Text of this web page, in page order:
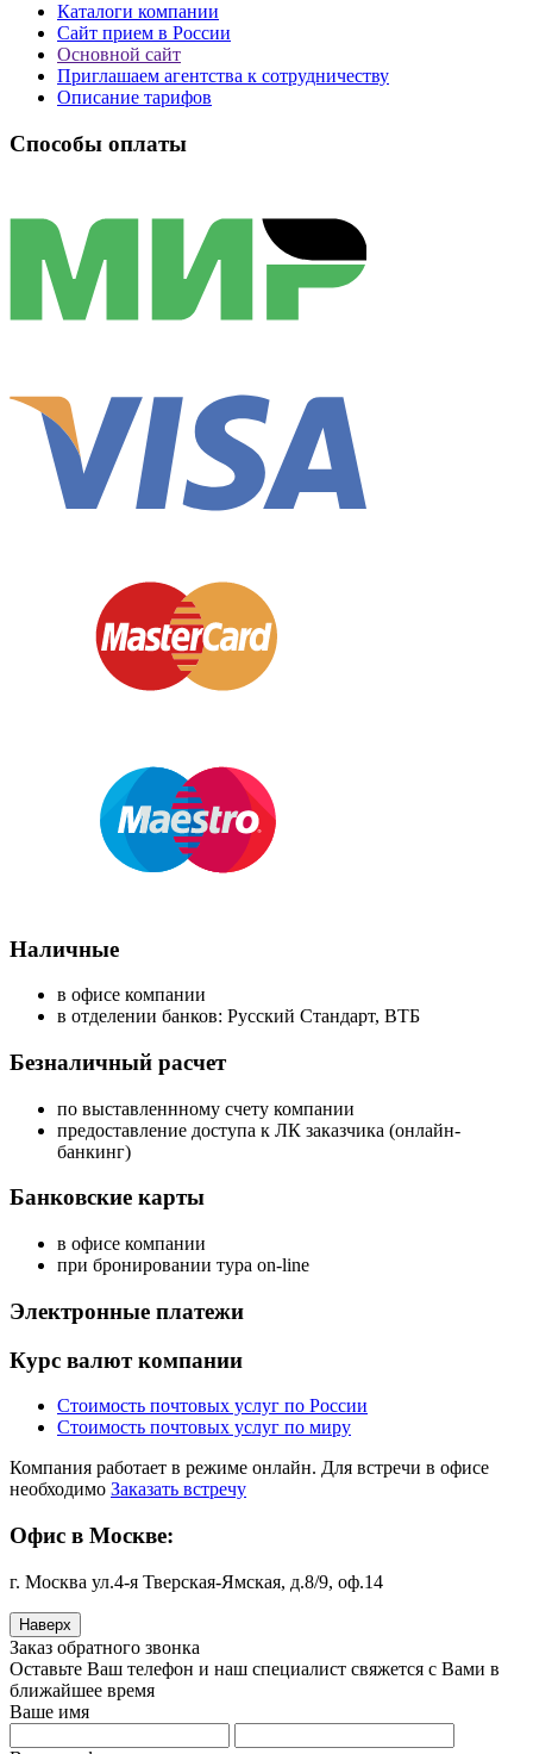
Каталоги компании
Сайт прием в России
Основной сайт
Приглашаем агентства к сотрудничеству
Описание тарифов
Способы оплаты
Наличные
в офисе компании
в отделении банков: Русский Стандарт, ВТБ
Безналичный расчет
по выставленнному счету компании
предоставление доступа к ЛК заказчика (онлайн-
банкинг)
Банковские карты
в офисе компании
при бронировании тура on-line
Электронные платежи
Курс валют компании
Стоимость почтовых услуг по России
Стоимость почтовых услуг по миру
Компания работает в режиме онлайн. Для встречи в офисе
необходимо Заказать встречу
Офис в Москве:
г. Москва ул.4-я Тверская-Ямская, д.8/9, оф.14
Наверх
Заказ обратного звонка
Оставьте Ваш телефон и наш специалист свяжется с Вами в
ближайшее время
Ваше имя